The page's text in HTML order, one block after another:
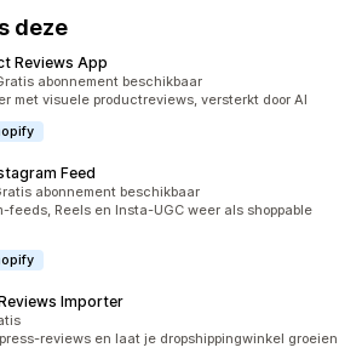
deze
Reviews App
in totaalabonnement beschikbaar
met visuele productreviews, versterkt door AI
Feed
in totaalabonnement beschikbaar
feeds, Reels en Insta-UGC weer als shoppable
Importer
totaal
reviews en laat je dropshippingwinkel groeien